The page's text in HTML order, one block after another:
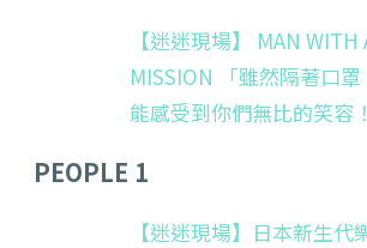
【迷迷現場】 MAN WITH
MISSION 「雖然隔著口罩
能感受到你們無比的笑容
PEOPLE 1
【迷迷現場】日本新生代